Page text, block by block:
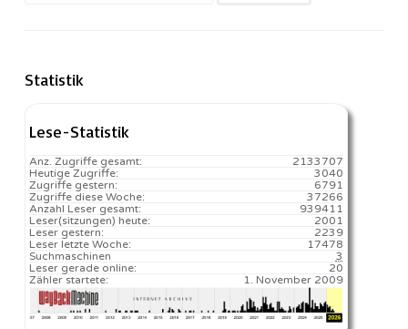
Statistik
Lese-Statistik
2133707
Anz. Zugriffe gesamt:
3040
Heutige Zugriffe:
6791
Zugriffe gestern:
37266
Zugriffe diese Woche:
939411
Anzahl Leser gesamt:
2001️
Leser(sitzungen) heute:
2239
Leser gestern:
17478️
Leser letzte Woche:
3
Suchmaschinen
20
Leser gerade online:
1. November 2009
Zähler startete: